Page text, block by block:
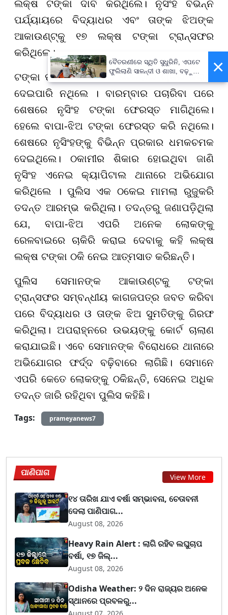
ଲକ୍ଷ ଟଙ୍କା ଦାବି କରିଥିଲେ। ନୃସିଂହ ବିଭିନ୍ନ
ପର୍ଯ୍ୟାୟରେ ବିଦ୍ୟାଧର ଏବଂ ତାଙ୍କ ଝିଅଙ୍କ
ଆକାଉଣ୍ଟ୍କୁ ୧୭ ଲକ୍ଷ ଟଙ୍କା ଟ୍ରାନ୍ସଫର
କରିଥିଲେ।
ଟଙ୍କା ପାଇବା ପରେ ସେ ରେଳବାଇ ଚାକିରି କରାଇ
ଦେଇପାରି ନଥିଲେ । ବାରମ୍ବାର ପଚାରିବା ପରେ
ଶେଷରେ ନୃସିଂହ ଟଙ୍କା ଫେରସ୍ତ ମାଗିଥିଲେ।
ହେଲେ ବାପା-ଝିଅ ଟଙ୍କା ଫେରସ୍ତ କରି ନଥିଲେ।
ଶେଷରେ ନୃସିଂହଙ୍କୁ ବିଭିନ୍ନ ପ୍ରକାର ଧମକଚମକ
ଦେଇଥିଲେ। ଠକାମୀର ଶିକାର ହୋଇଥିବା ଜାଣି
ନୃସିଂହ ଏନେଇ କ୍ୟାପିଟାଲ ଥାନାରେ ଅଭିଯୋଗ
କରିଥିଲେ । ପୁଲିସ ଏକ ଠକେଇ ମାମଲା ରୁଜୁକରି
ତଦନ୍ତ ଆରମ୍ଭ କରିଥିଲା। ତଦନ୍ତରୁ ଜଣାପଡ଼ିଥିଲା
ଯେ, ବାପା-ଝିଅ ଏପରି ଅନେକ ଲୋକଙ୍କୁ
ରେଳବାଇରେ ଚାକିରି କରାଇ ଦେବାକୁ କହି ଲକ୍ଷ
ଲକ୍ଷ ଟଙ୍କା ଠକି ନେଇ ଆତ୍ମସାତ କରିଛନ୍ତି।
ପୁଲିସ ସେମାନଙ୍କ ଆକାଉଣ୍ଟକୁ ଟଙ୍କା
ଟ୍ରାନ୍ସଫର ସମ୍ବନ୍ଧୀୟ କାଗଜପତ୍ର ଜବତ କରିବା
ପରେ ବିଦ୍ୟାଧର ଓ ତାଙ୍କ ଝିଅ ସୁମତିଙ୍କୁ ଗିରଫ
କରିଥିଲା। ଅପରାହ୍ନରେ ଉଭୟଙ୍କୁ କୋର୍ଟ ଚାଲାଣ
କରାଯାଇଛି। ଏବେ ସେମାନଙ୍କ ବିରୋଧରେ ଥାନାରେ
ଅଭିଯୋଗର ଫର୍ଦ୍ଦ ବଢ଼ିବାରେ ଲାଗିଛି। ସେମାନେ
ଏପରି କେତେ ଲୋକଙ୍କୁ ଠକିଛନ୍ତି, ସେନେଇ ଅଧିକ
ତଦନ୍ତ ଜାରି ରହିଥିବା ପୁଲିସ କହିଛି।
Tags:
prameyanews7
ପାଣିପାଗ View More
୧୪ ତାରିଖ ଯାଏ ବର୍ଷା ସମ୍ଭାବନା, ଚେତାବନୀ
ଦେଲା ପାଣିପାଗ...
August 08, 2026
Heavy Rain Alert : ଲାଗି ରହିବ ଲଘୁଚାପ
ବର୍ଷା, ୧୭ ଜିଲ୍...
August 08, 2026
Odisha Weather: ୨ ଦିନ ରାଜ୍ୟର ଅନେକ
ସ୍ଥାନରେ ପ୍ରବଳରୁ...
August 07, 2026
×
ବୈତରଣୀରେ ସ୍ଥିତି ସୁଧୁରିନି, ଏପଟେ
ଫୁଲିଲାଣି ସାଳନ୍ଦୀ ଓ ଶାଖା, ବଢ଼ୁଛି